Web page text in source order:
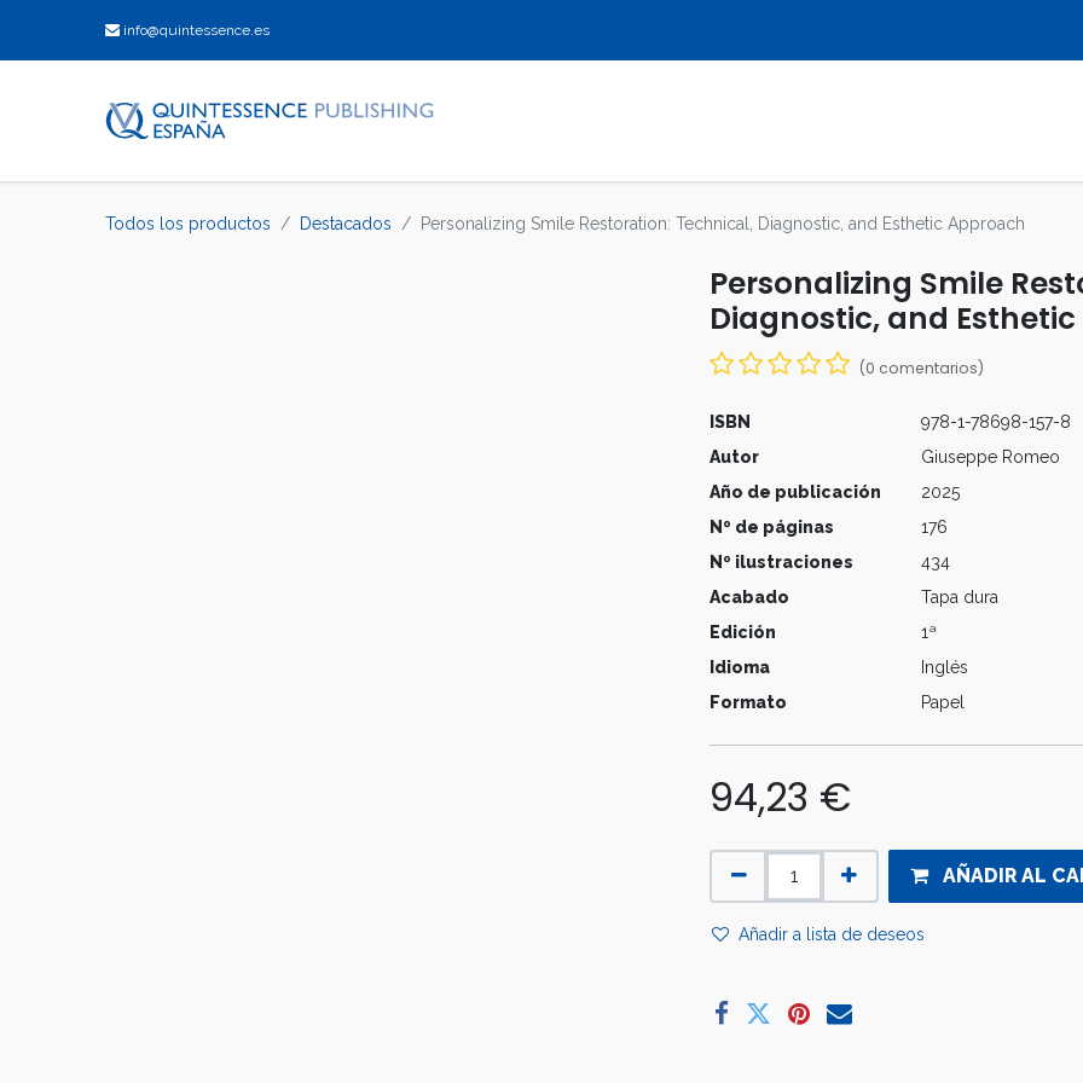
info@quintessence.es
Todos los productos Destacados Personalizing Smile Restoration: Technical, Diagnostic, and Esthetic Approach
Personalizing Smile
Diagnostic, and
(0 comentarios)
ISBN
978-1-78698-157-8
Autor
Giuseppe Romeo
Año de publicación
2025
Nº de páginas
176
Nº ilustraciones
434
Acabado
Tapa dura
Edición
1ª
Idioma
Inglés
Formato
Papel
94,23 €
AÑADIR AL
Añadir a lista de deseos